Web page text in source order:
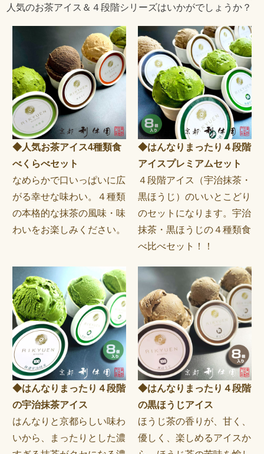
人気のお茶アイス＆４段階シリーズはいかがでしょうか？
◆人気お茶アイス4種類食
べくらべセット
なめらかで口いっぱいに広
がる幸せな味わい。４種類
の本格的な抹茶の風味・味
わいをお楽しみください。
◆はんなりまったり４段階
アイスプレミアムセット
４段階アイス（宇治抹茶・
黒ほうじ）のいいとこどり
のセットになります。宇治
抹茶・黒ほうじの４種類食
べ比べセット！！
◆はんなりまったり４段階
の宇治抹茶アイス
はんなりと京都らしい味わ
いから、まったりとした濃
◆はんなりまったり４段階
の黒ほうじアイス
ほうじ茶の香りが、甘く、
優しく、楽しめるアイスか